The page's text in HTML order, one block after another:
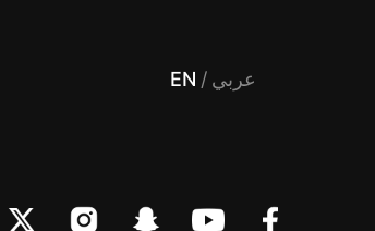
EN / عربي